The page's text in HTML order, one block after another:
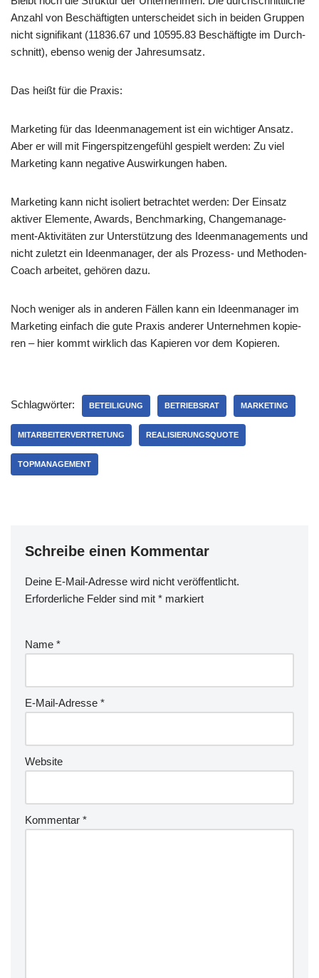
Anzahl von Beschäf­tig­ten unter­schei­det sich in bei­den Grup­pen
nicht signi­fi­kant (11836.67 und 10595.83 Beschäf­tig­te im Durch­
schnitt), eben­so wenig der Jahresumsatz.
Das heißt für die Praxis:
Mar­ke­ting für das Ideen­ma­nage­ment ist ein wich­ti­ger Ansatz.
Aber er will mit Fin­ger­spit­zen­ge­fühl gespielt wer­den: Zu viel
Mar­ke­ting kann nega­ti­ve Aus­wir­kun­gen haben.
Mar­ke­ting kann nicht iso­liert betrach­tet wer­den: Der Ein­satz
akti­ver Ele­men­te, Awards, Bench­mar­king, Chan­ge­ma­nage­
ment-Akti­vi­tä­ten zur Unter­stüt­zung des Ideen­ma­nage­ments und
nicht zuletzt ein Ideen­ma­na­ger, der als Pro­zess- und Metho­den-
Coach arbei­tet, gehö­ren dazu.
Noch weni­ger als in ande­ren Fäl­len kann ein Ideen­ma­na­ger im
Mar­ke­ting ein­fach die gute Pra­xis ande­rer Unter­neh­men kopie­
ren – hier kommt wirk­lich das Kapie­ren vor dem Kopieren.
Schlagwörter: BETEILIGUNG BETRIEBSRAT MARKETING
MITARBEITERVERTRETUNG REALISIERUNGSQUOTE
TOPMANAGEMENT
Schreibe einen Kommentar
Deine E-Mail-Adresse wird nicht veröffentlicht.
Erforderliche Felder sind mit * markiert
Name *
E-Mail-Adresse *
Website
Kommentar *